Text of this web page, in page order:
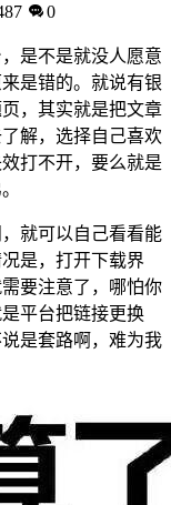
0
是不是就没人愿意
是错的。就说有银
，其实就是把文章
解，选择自己喜欢
打不开，要么就是
就可以自己看看能
是，打开下载界
要注意了，哪怕你
平台把链接更换
是套路啊，难为我